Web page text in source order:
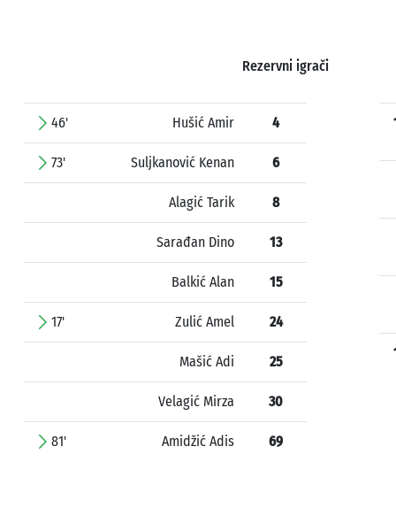
Rezervni igrači
46' Hušić Amir 4
73' Suljkanović Kenan 6
Alagić Tarik 8
Sarađan Dino 13
Balkić Alan 15
17' Zulić Amel 24
Mašić Adi 25
Velagić Mirza 30
81' Amidžić Adis 69